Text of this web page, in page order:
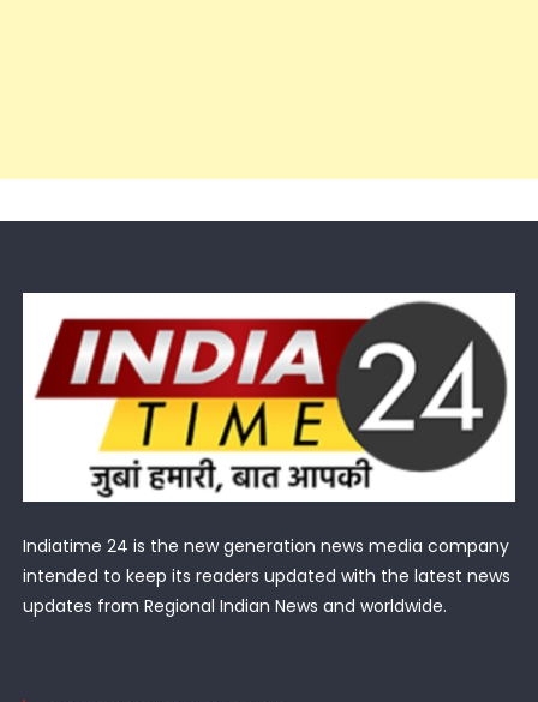
Indiatime 24 is the new generation news media company
intended to keep its readers updated with the latest news
updates from Regional Indian News and worldwide.